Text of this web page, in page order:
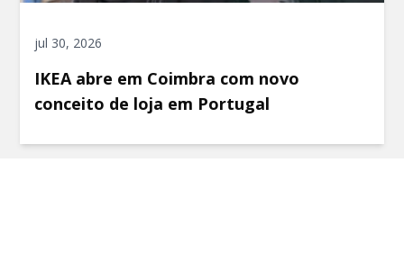
jul 30, 2026
IKEA abre em Coimbra com novo
conceito de loja em Portugal